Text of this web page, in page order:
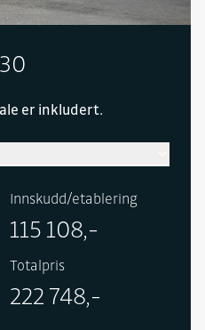
er inkludert.
m/ fjernlysassistent,
trådløs lading av
minne og
Harman Kardon
Innskudd/etablering
115 108,-
Totalpris
222 748,-